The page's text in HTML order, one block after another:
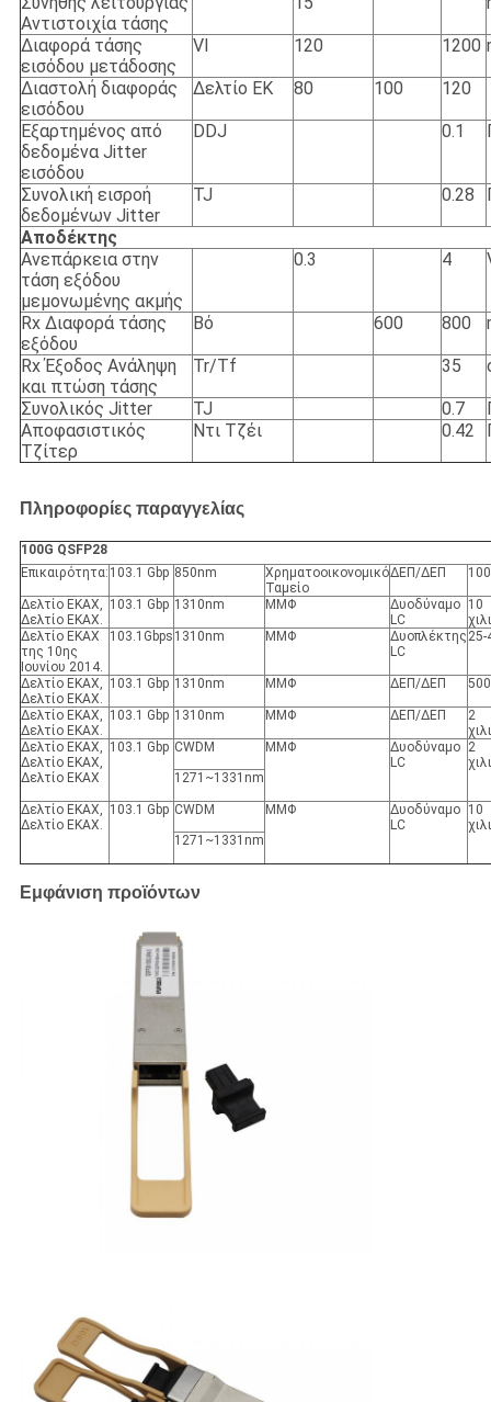
Αντιστοιχία τάσης
Διαφορά τάσης
εισόδου μετάδοσης
VI 120 1200
Διαστολή διαφοράς
εισόδου
Δελτίο ΕΚ 80 100 120
Εξαρτημένος από
δεδομένα Jitter
εισόδου
DDJ 0.1
Συνολική εισροή
δεδομένων Jitter
TJ 0.28
Αποδέκτης
Ανεπάρκεια στην
τάση εξόδου
μεμονωμένης ακμής
0.3 4
Rx Διαφορά τάσης
εξόδου
Βό 600 800
Rx Έξοδος Ανάληψη
και πτώση τάσης
Tr/Tf 35
Συνολικός Jitter TJ 0.7
Αποφασιστικός
Τζίτερ
Ντι Τζέι 0.42
Πληροφορίες παραγγελίας
100G QSFP28
Επικαιρότητα: 103.1 Gbp 850nm
Χρηματοοικονομικό
Ταμείο
ΔΕΠ/ΔΕΠ
Δελτίο ΕΚΑΧ,
Δελτίο ΕΚΑΧ.
103.1 Gbp 1310nm ΜΜΦ
Δυοδύναμο
LC
10
Δελτίο ΕΚΑΧ
της 10ης
Ιουνίου 2014.
103.1Gbps 1310nm ΜΜΦ
Δυοπλέκτης
LC
25-
Δελτίο ΕΚΑΧ,
Δελτίο ΕΚΑΧ.
103.1 Gbp 1310nm ΜΜΦ ΔΕΠ/ΔΕΠ
Δελτίο ΕΚΑΧ,
Δελτίο ΕΚΑΧ.
103.1 Gbp 1310nm ΜΜΦ ΔΕΠ/ΔΕΠ
2
Δελτίο ΕΚΑΧ,
Δελτίο ΕΚΑΧ,
Δελτίο ΕΚΑΧ
103.1 Gbp CWDM ΜΜΦ
Δυοδύναμο
LC
2
1271~1331nm
Δελτίο ΕΚΑΧ,
Δελτίο ΕΚΑΧ.
103.1 Gbp CWDM ΜΜΦ
Δυοδύναμο
LC
10
1271~1331nm
Εμφάνιση προϊόντων